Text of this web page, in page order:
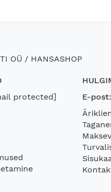
OÜ / HANSASHOP
protected]
E-post: